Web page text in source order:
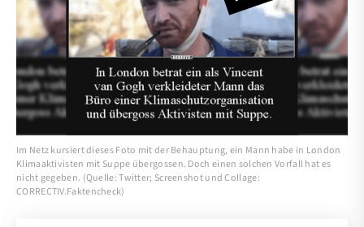
Im Netz kursiert dieses Foto mit der Behauptung, ein Mann habe in London
Klimaaktivisten mit Suppe übergossen. Doch einen solchen Vorfall hat es
nicht gegeben. (Quelle: Twitter; Screenshot und Collage:
CORRECTIV.Faktencheck)